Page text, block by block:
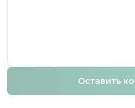
Оставить